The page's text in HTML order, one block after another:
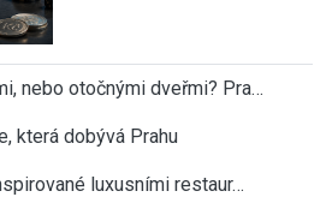
nebo otočnými dveřmi? Pra…
která dobývá Prahu
luxusními restaur…